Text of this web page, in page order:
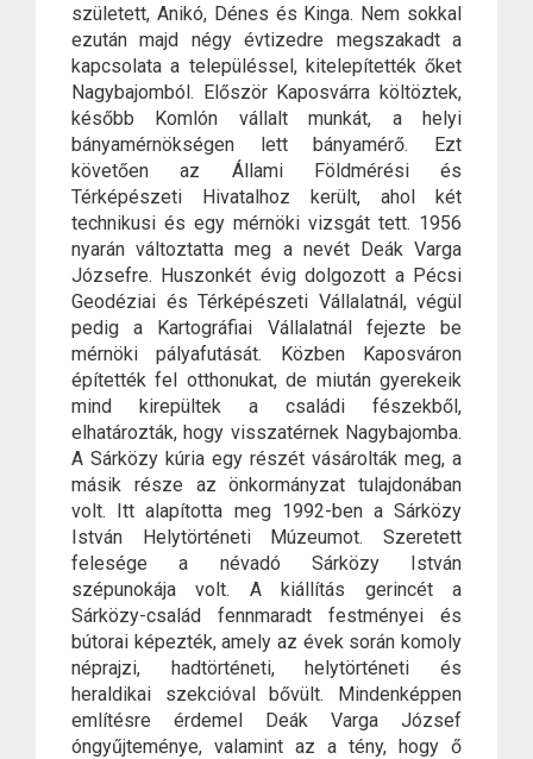
született, Anikó, Dénes és Kinga. Nem sokkal
ezután majd négy évtizedre megszakadt a
kapcsolata a településsel, kitelepítették őket
Nagybajomból. Először Kaposvárra költöztek,
később Komlón vállalt munkát, a helyi
bányamérnökségen lett bányamérő. Ezt
követően az Állami Földmérési és
Térképészeti Hivatalhoz került, ahol két
technikusi és egy mérnöki vizsgát tett. 1956
nyarán változtatta meg a nevét Deák Varga
Józsefre. Huszonkét évig dolgozott a Pécsi
Geodéziai és Térképészeti Vállalatnál, végül
pedig a Kartográfiai Vállalatnál fejezte be
mérnöki pályafutását. Közben Kaposváron
építették fel otthonukat, de miután gyerekeik
mind kirepültek a családi fészekből,
elhatározták, hogy visszatérnek Nagybajomba.
A Sárközy kúria egy részét vásárolták meg, a
másik része az önkormányzat tulajdonában
volt. Itt alapította meg 1992-ben a Sárközy
István Helytörténeti Múzeumot. Szeretett
felesége a névadó Sárközy István
szépunokája volt. A kiállítás gerincét a
Sárközy-család fennmaradt festményei és
bútorai képezték, amely az évek során komoly
néprajzi, hadtörténeti, helytörténeti és
heraldikai szekcióval bővült. Mindenképpen
említésre érdemel Deák Varga József
óngyűjteménye, valamint az a tény, hogy ő